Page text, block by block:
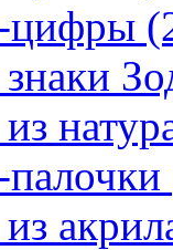
цифры